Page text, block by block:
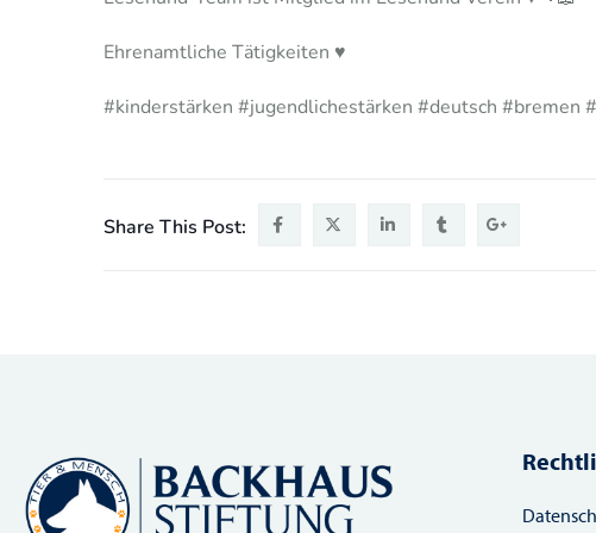
Ehrenamtliche Tätigkeiten ♥️
#kinderstärken #jugendlichestärken #deutsch
Share This Post: